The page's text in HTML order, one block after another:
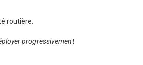
routière.
progressivement